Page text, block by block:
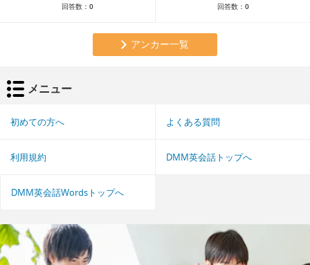
回答数： 0 回答数： 0
アンカー一覧
メニュー
初めての方へ よくある質問
利用規約 DMM英会話トップへ
DMM英会話Wordsトップへ